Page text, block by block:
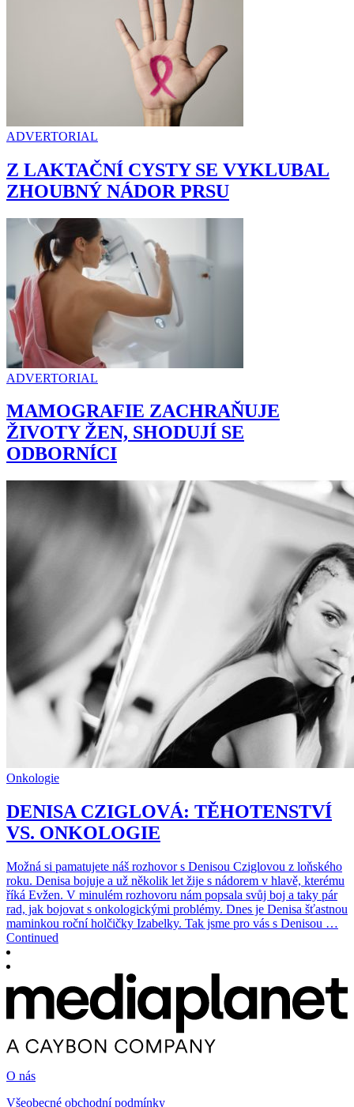
ADVERTORIAL
Z LAKTAČNÍ CYSTY SE VYKLUBAL
ZHOUBNÝ NÁDOR PRSU
ADVERTORIAL
MAMOGRAFIE ZACHRAŇUJE
ŽIVOTY ŽEN, SHODUJÍ SE
ODBORNÍCI
Onkologie
DENISA CZIGLOVÁ: TĚHOTENSTVÍ
VS. ONKOLOGIE
Možná si pamatujete náš rozhovor s Denisou Cziglovou z loňského
roku. Denisa bojuje a už několik let žije s nádorem v hlavě, kterému
říká Evžen. V minulém rozhovoru nám popsala svůj boj a taky pár
rad, jak bojovat s onkologickými problémy. Dnes je Denisa šťastnou
maminkou roční holčičky Izabelky. Tak jsme pro vás s Denisou …
Continued
O nás
Všeobecné obchodní podmínky